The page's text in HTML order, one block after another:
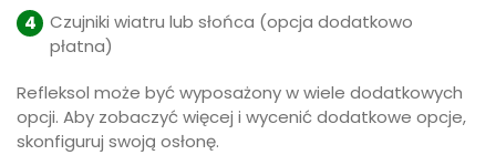
Czujniki wiatru lub słońca (opcja dodatkowo
płatna)
Refleksol może być wyposażony w wiele dodatkowych
opcji. Aby zobaczyć więcej i wycenić dodatkowe opcje,
skonfiguruj swoją osłonę.